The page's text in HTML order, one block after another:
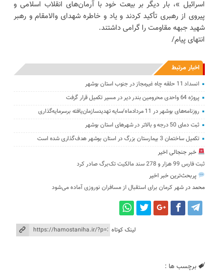
اسرائیل »، بار دیگر بر بیعت خود با آرمان‌های انقلاب اسلامی و
پیروی از رهبری تأکید کردند و یاد و خاطره شهدای والامقام و رهبر
شهید جبهه مقاومت را گرامی داشتند.
انتهای پیام/
اخبار مرتبط
انسداد 11 حلقه چاه غیرمجاز در جنوب استان بوشهر
پروژه 64 واحدی محرومین بندر دیر در مسیر تکمیل قرار گرفت
روزنامه‌های بوشهر در 11 مردادماه/سایه تهدیدسازمان‌یافته برسرمایه‌گذاری
ثبت دمای 50 درجه و بالاتر در شهرهای استان بوشهر
تکمیل ساختمان 3 بیمارستان بزرگ در استان بوشهر هدف‌گذاری شده است
خبر جنجالی اخیر
ثبت فارس 99 هزار و 278 سند مالکیت تک‌برگ صادر کرد
پربحث‌ترین خبر اخیر
محمد درشهر کرمان برای استقبال از مسافران نوروزی آماده می‌شود
لینک کوتاه
برچسب ها :